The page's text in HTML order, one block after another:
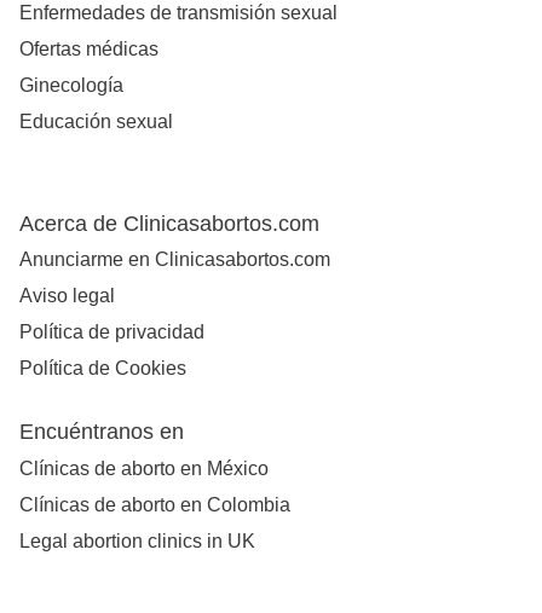
Enfermedades de transmisión sexual
Ofertas médicas
Ginecología
Educación sexual
Acerca de Clinicasabortos.com
Anunciarme en Clinicasabortos.com
Aviso legal
Política de privacidad
Política de Cookies
Encuéntranos en
Clínicas de aborto en México
Clínicas de aborto en Colombia
Legal abortion clinics in UK